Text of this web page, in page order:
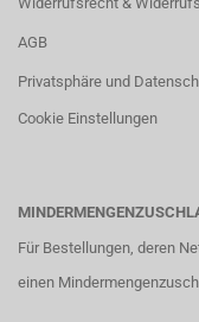
AGB
Privatsphäre und
Cookie Einstellungen
Für Bestellungen, deren
einen